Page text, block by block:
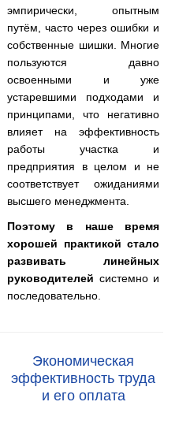
эмпирически, опытным
путём, часто через ошибки и
собственные шишки. Многие
пользуются давно
освоенными и уже
устаревшими подходами и
принципами, что негативно
влияет на эффективность
работы участка и
предприятия в целом и не
соответствует ожиданиями
высшего менеджмента.
Поэтому в наше время
хорошей практикой стало
развивать линейных
руководителей системно и
последовательно.
Экономическая
эффективность труда
и его оплата